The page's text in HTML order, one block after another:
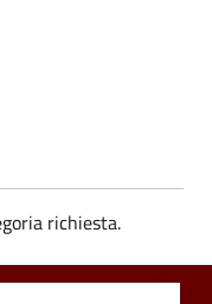
richiesta.